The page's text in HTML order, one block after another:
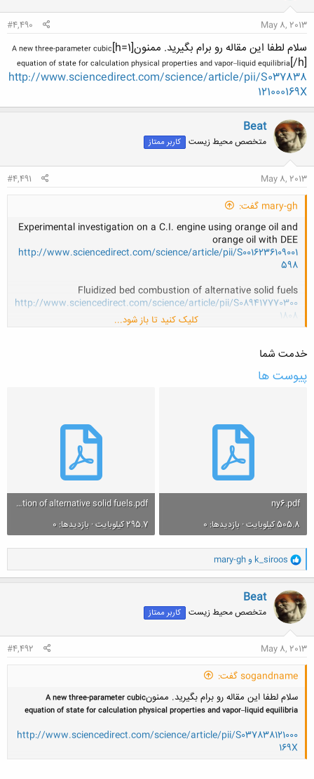
May 8, 2013
#4,490
سلام لطفا این مقاله رو برام بگیرید. ممنون[h=1]
A new three-parameter cubic
equation of state for calculation physical properties and vapor–liquid equilibria[/h]
http://www.sciencedirect.com/science/article/pii/S037838
121000169X
Beat
متخصص محیط زیست کاربر ممتاز
May 8, 2013
#4,491
mary-gh گفت:
Experimental investigation on a C.I. engine using orange oil and
orange oil with DEE
http://www.sciencedirect.com/science/article/pii/S0016236109001
598
Fluidized bed combustion of alternative solid fuels
http://www.sciencedirect.com/science/article/pii/S089417770300
1808
کلیک کنید تا باز شود...
خدمت شما
پیوست ها
ny6.pdf
505.8 کیلوبایت · بازدیدها: 0
Fluidized bed combustion of alternative solid fuels.pdf
295.7 کیلوبایت · بازدیدها: 0
و
ا
ک
ن
ش
ه
ا
k_siroos و mary-gh
Beat
متخصص محیط زیست کاربر ممتاز
May 8, 2013
#4,492
sogandname گفت:
سلام لطفا این مقاله رو برام بگیرید. ممنونA new three-parameter cubic
equation of state for calculation physical properties and vapor–liquid equilibria
http://www.sciencedirect.com/science/article/pii/S037838121000
169X